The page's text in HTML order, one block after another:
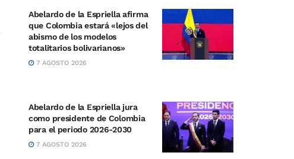
Abelardo de la Espriella afirma
que Colombia estará «lejos del
abismo de los modelos
totalitarios bolivarianos»
7 AGOSTO 2026
Abelardo de la Espriella jura
como presidente de Colombia
para el periodo 2026-2030
7 AGOSTO 2026